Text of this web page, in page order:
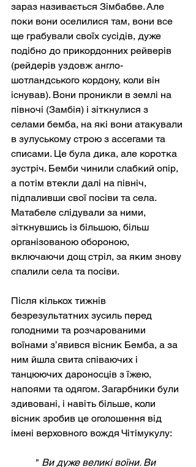
зараз називається Зімбабве. Але
поки вони оселилися там, вони все
ще грабували своїх сусідів, дуже
подібно до прикордонних рейверів
(рейдерів уздовж англо-
шотландського кордону, коли він
існував). Вони проникли в землі на
півночі (Замбія) і зіткнулися з
селами бемба, на які вони атакували
в зулуському строю з ассегами та
списами. Це була дика, але коротка
зустріч. Бемби чинили слабкий опір,
а потім втекли далі на північ,
підпаливши свої посіви та села.
Матабеле слідували за ними,
зіткнувшись із більшою, більш
організованою обороною,
включаючи дощ стріл, за яким знову
спалили села та посіви.
Після кількох тижнів
безрезультатних зусиль перед
голодними та розчарованими
воїнами з’явився вісник Бемба, а за
ним йшла свита співаючих і
танцюючих дароносців з їжею,
напоями та одягом. Загарбники були
здивовані, і навіть більше, коли
вісник зробив це оголошення від
імені верховного вождя Чітімукулу:
" Ви дуже великі воїни. Ви